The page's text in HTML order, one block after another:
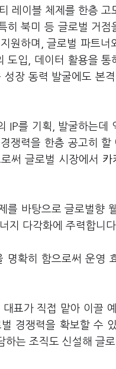
레이블 체제를 한층
히 북미 등 글로벌 거
원하며, 글로벌 파트
도입, 데이터 활용을
장 동력 발굴에도 본
IP를 기획, 발굴하는데
쟁력을 한층 공고히
써 글로벌 시장에서 카
바탕으로 글로벌향
지 다각화에 주력합니다.
명확히 함으로써 운영
표가 직접 맡아 이끌
경쟁력을 확보할 수
는 조직도 신설해 글